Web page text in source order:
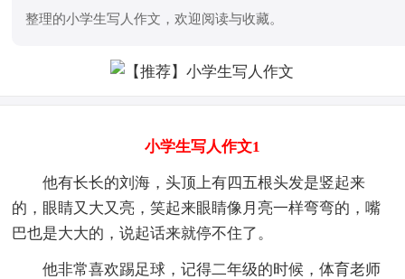
整理的小学生写人作文，欢迎阅读与收藏。
小学生写人作文1
他有长长的刘海，头顶上有四五根头发是竖起来
的，眼睛又大又亮，笑起来眼睛像月亮一样弯弯的，嘴
巴也是大大的，说起话来就停不住了。
他非常喜欢踢足球，记得二年级的时候，体育老师